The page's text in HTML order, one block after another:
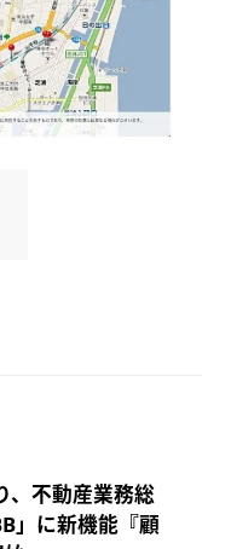
、不動産業務総
」に新機能『顧